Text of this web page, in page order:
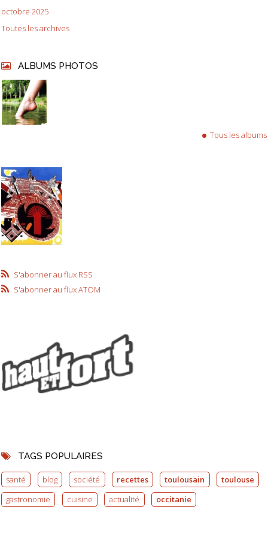
octobre 2025
Toutes les archives
ALBUMS PHOTOS
Tous les albums
S'abonner au flux RSS
S'abonner au flux ATOM
TAGS POPULAIRES
santé blog société recettes toulousain
toulouse
gastronomie
cuisine actualité occitanie